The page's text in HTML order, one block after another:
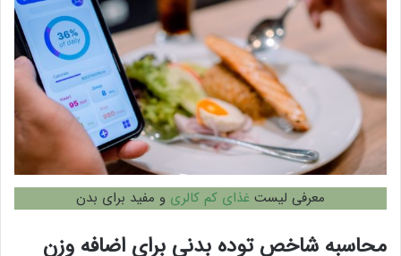
معرفی لیست غذای کم کالری و مفید برای بدن
محاسبه شاخص توده بدنی برای اضافه وزن